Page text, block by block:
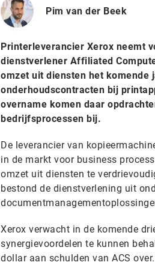
Pim van der Beek
Printerleverancier Xerox neemt
dienstverlener Affiliated
omzet uit diensten het
onderhoudscontracten bij
overname komen daar
bedrijfsprocessen bij.
De leverancier van
in de markt voor business
omzet uit diensten te
bestond de dienstverlening uit
Xerox verwacht in de komende
synergievoordelen te kunnen
dollar aan schulden van ACS over.